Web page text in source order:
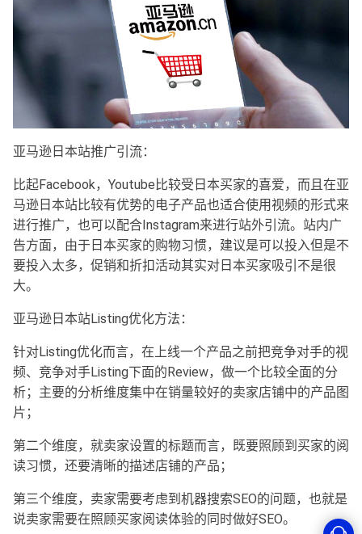
亚马逊日本站推广引流：
比起Facebook，Youtube比较受日本买家的喜爱，而且在亚
马逊日本站比较有优势的电子产品也适合使用视频的形式来
进行推广，也可以配合Instagram来进行站外引流。站内广
告方面，由于日本买家的购物习惯，建议是可以投入但是不
要投入太多，促销和折扣活动其实对日本买家吸引不是很
大。
亚马逊日本站Listing优化方法：
针对Listing优化而言，在上线一个产品之前把竞争对手的视
频、竞争对手Listing下面的Review，做一个比较全面的分
析；主要的分析维度集中在销量较好的卖家店铺中的产品图
片；
第二个维度，就卖家设置的标题而言，既要照顾到买家的阅
读习惯，还要清晰的描述店铺的产品；
第三个维度，卖家需要考虑到机器搜索SEO的问题，也就是
说卖家需要在照顾买家阅读体验的同时做好SEO。